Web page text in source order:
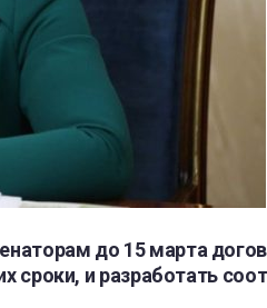
до 15 марта
сроки, и разработать